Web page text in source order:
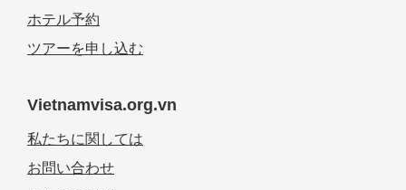
ホテル予約
ツアーを申し込む
Vietnamvisa.org.vn
私たちに関しては
お問い合わせ